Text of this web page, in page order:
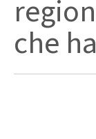
che